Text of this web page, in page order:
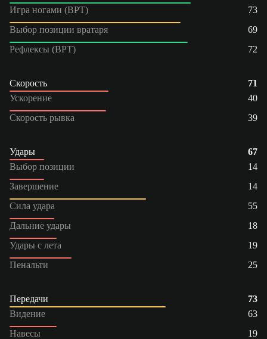
Игра ногами (ВРТ)
73
Выбор позиции вратаря
69
Рефлексы (ВРТ)
72
Скорость
71
Ускорение
40
Скорость рывка
39
Удары
67
Выбор позиции
14
Завершение
14
Сила удара
55
Дальние удары
18
Удары с лета
19
Пенальти
25
Передачи
73
Видение
63
Навесы
19